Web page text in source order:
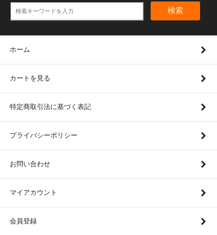
検索
ホーム
カートを見る
特定商取引法に基づく表記
プライバシーポリシー
お問い合わせ
マイアカウント
会員登録